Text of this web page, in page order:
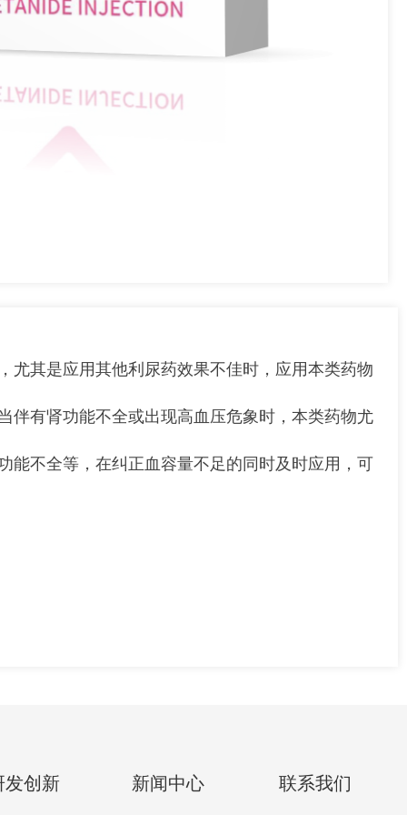
尤其是应用其他利尿药效果不佳时，应用本类药物
伴有肾功能不全或出现高血压危象时，本类药物尤
能不全等，在纠正血容量不足的同时及时应用，可
发创新 新闻中心 联系我们